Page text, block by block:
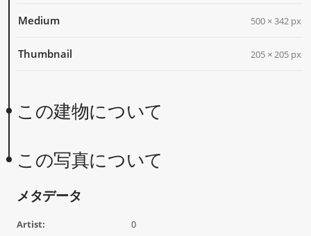
Medium 500 × 342 px
Thumbnail 205 × 205 px
この建物について
この写真について
メタデータ
Artist: 0